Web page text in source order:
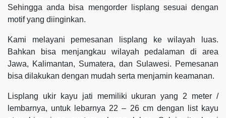
Sehingga anda bisa mengorder lisplang sesuai dengan
motif yang diinginkan.
Kami melayani pemesanan lisplang ke wilayah luas.
Bahkan bisa menjangkau wilayah pedalaman di area
Jawa, Kalimantan, Sumatera, dan Sulawesi. Pemesanan
bisa dilakukan dengan mudah serta menjamin keamanan.
Lisplang ukir kayu jati memiliki ukuran yang 2 meter /
lembarnya, untuk lebarnya 22 – 26 cm dengan list kayu